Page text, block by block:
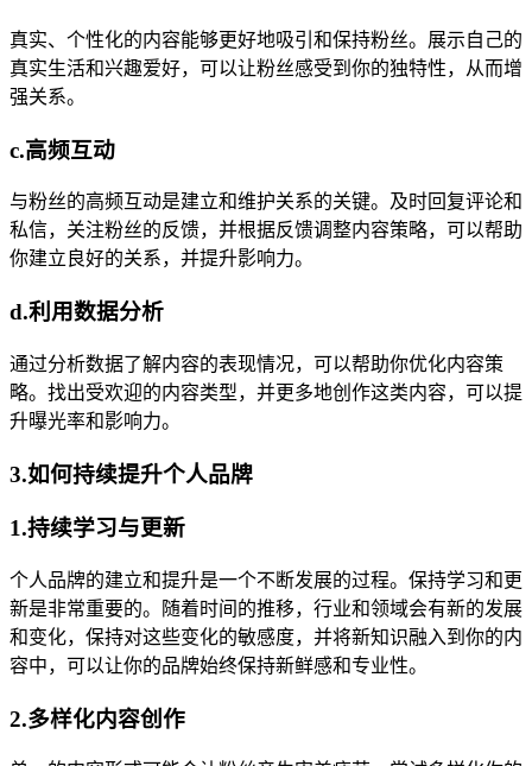
真实、个性化的内容能够更好地吸引和保持粉丝。展示自己的
真实生活和兴趣爱好，可以让粉丝感受到你的独特性，从而增
强关系。
c.高频互动
与粉丝的高频互动是建立和维护关系的关键。及时回复评论和
私信，关注粉丝的反馈，并根据反馈调整内容策略，可以帮助
你建立良好的关系，并提升影响力。
d.利用数据分析
通过分析数据了解内容的表现情况，可以帮助你优化内容策
略。找出受欢迎的内容类型，并更多地创作这类内容，可以提
升曝光率和影响力。
3.如何持续提升个人品牌
1.持续学习与更新
个人品牌的建立和提升是一个不断发展的过程。保持学习和更
新是非常重要的。随着时间的推移，行业和领域会有新的发展
和变化，保持对这些变化的敏感度，并将新知识融入到你的内
容中，可以让你的品牌始终保持新鲜感和专业性。
2.多样化内容创作